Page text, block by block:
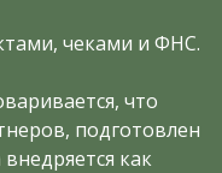
чеками и ФНС.
что
подготовлен
как